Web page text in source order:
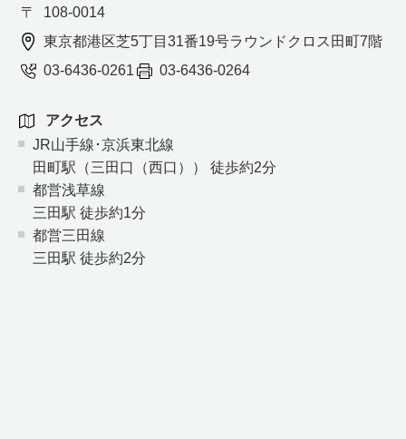
108-0014
東京都港区芝5丁目31番19号ラウンドクロス田町7階
03-6436-0261
03-6436-0264
アクセス
JR山手線･京浜東北線
田町駅（三田口（西口）） 徒歩約2分
都営浅草線
三田駅 徒歩約1分
都営三田線
三田駅 徒歩約2分